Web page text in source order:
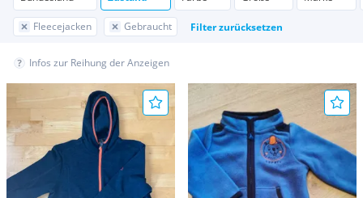
Fleecejacken Gebraucht Filter zurücksetzen
Infos zur Reihung der Anzeigen